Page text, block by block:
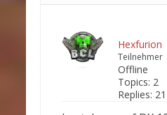
Hexfurion
Teilnehmer
Offline
Topics: 2
Replies: